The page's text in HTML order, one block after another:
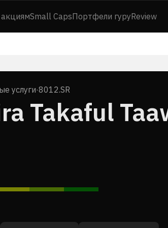
Small CapsПортфели гуруReview
услуги·8012.SR
Takaful